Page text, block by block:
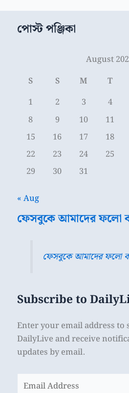
পোস্ট পঞ্জিকা
August
S
S M T
1
2 3 4
8
9 10 11
15
16 17 18
22
23 24 25
29
30 31
« Aug
ফেসবুকে আমাদের ফলো
ফেসবুকে আমাদের ফলো
Subscribe to
Enter your email address to
DailyLive and receive
updates by email.